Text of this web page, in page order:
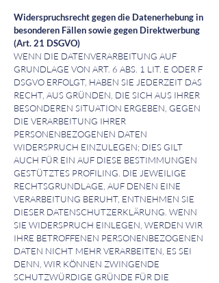
Widerspruchsrecht gegen die Datenerhebung in
besonderen Fällen sowie gegen Direktwerbung
(Art. 21 DSGVO)
WENN DIE DATENVERARBEITUNG AUF
GRUNDLAGE VON ART. 6 ABS. 1 LIT. E ODER F
DSGVO ERFOLGT, HABEN SIE JEDERZEIT DAS
RECHT, AUS GRÜNDEN, DIE SICH AUS IHRER
BESONDEREN SITUATION ERGEBEN, GEGEN
DIE VERARBEITUNG IHRER
PERSONENBEZOGENEN DATEN
WIDERSPRUCH EINZULEGEN; DIES GILT
AUCH FÜR EIN AUF DIESE BESTIMMUNGEN
GESTÜTZTES PROFILING. DIE JEWEILIGE
RECHTSGRUNDLAGE, AUF DENEN EINE
VERARBEITUNG BERUHT, ENTNEHMEN SIE
DIESER DATENSCHUTZERKLÄRUNG. WENN
SIE WIDERSPRUCH EINLEGEN, WERDEN WIR
IHRE BETROFFENEN PERSONENBEZOGENEN
DATEN NICHT MEHR VERARBEITEN, ES SEI
DENN, WIR KÖNNEN ZWINGENDE
SCHUTZWÜRDIGE GRÜNDE FÜR DIE